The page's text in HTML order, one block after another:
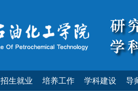
招生就业 培养工作 学科建设 导